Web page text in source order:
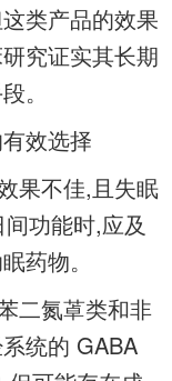
类产品的效果
究证实其长期
。
效选择
果不佳,且失眠
功能时,应及
药物。
二氮䓬类和非
统的 GABA